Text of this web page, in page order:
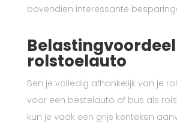
bovendien interessante
rolstoelauto
Ben je volledig afhankelijk van je
voor een bestelauto of bus als
kun je vaak een grijs kenteken